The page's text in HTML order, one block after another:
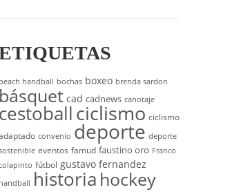
beach handball bochas boxeo brenda sardon
básquet cad cadnews canotaje
cestoballciclismo ciclismo
convenio deporte deporte
eventos famud faustino oro Franco
fútbol gustavo fernandez
handball historia hockey